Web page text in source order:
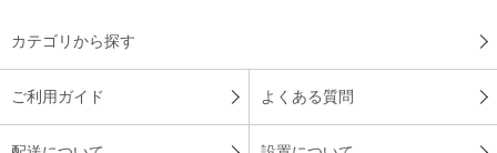
カテゴリから探す
ご利用ガイド よくある質問